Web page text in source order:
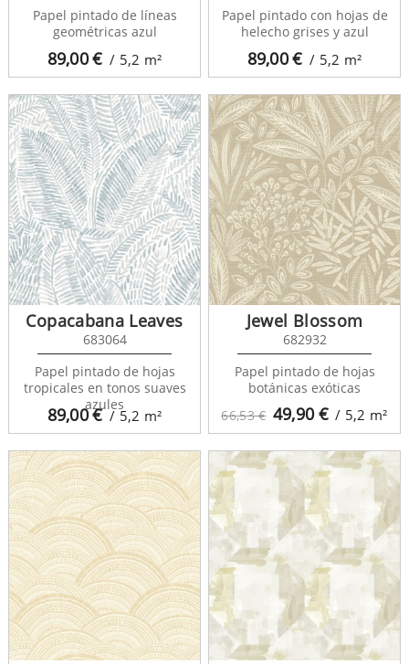
89,00€ / 5,2 m²
Papel pintado de líneas
geométricas azul
89,00€ / 5,2 m²
Papel pintado con hojas de
helecho grises y azul
89,00€ / 5,2 m²
Copacabana Leaves
683064
Papel pintado de hojas
tropicales en tonos suaves
azules
66,53 € 49,90€ / 5,2 m²
Jewel Blossom
682932
Papel pintado de hojas
botánicas exóticas